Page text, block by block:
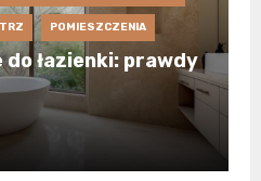
POMIESZCZENIA
do łazienki: prawdy